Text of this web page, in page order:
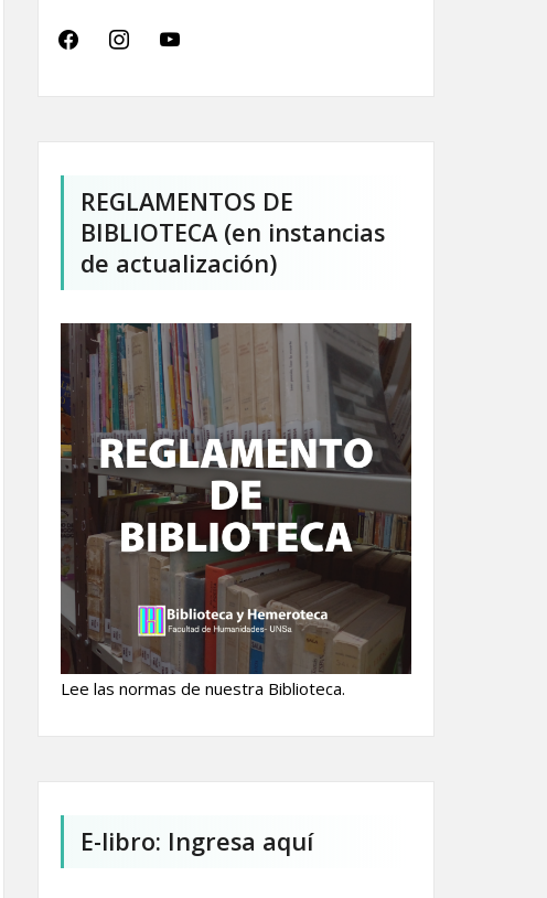
facebookinstagramyoutube
REGLAMENTOS DE
BIBLIOTECA (en instancias
de actualización)
Lee las normas de nuestra Biblioteca.
E-libro: Ingresa aquí